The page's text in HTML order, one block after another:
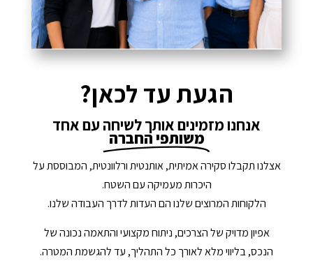
הגעת עד לכאן?
אנחנו מזמינים אותך לשיחה עם אחד
משותפי החברה
אצלנו תקבלו סקירה אמיתית, אותנטית ורלוונטית, המבוססת על
היכרות מעמיקה עם השטח.
הלקוחות המרוצים שלנו הם העדות לדרך העבודה שלנו.
אפיון מדויק של הצרכים, ניתוח מקצועי והתאמה נכונה של
הנכס, בליווי מלא לאורך כל התהליך, עד להגשמת המטרה.